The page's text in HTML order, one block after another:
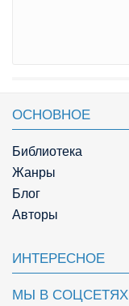
ОСНОВНОЕ
Библиотека
Жанры
Блог
Авторы
ИНТЕРЕСНОЕ
МЫ В СОЦСЕТЯХ